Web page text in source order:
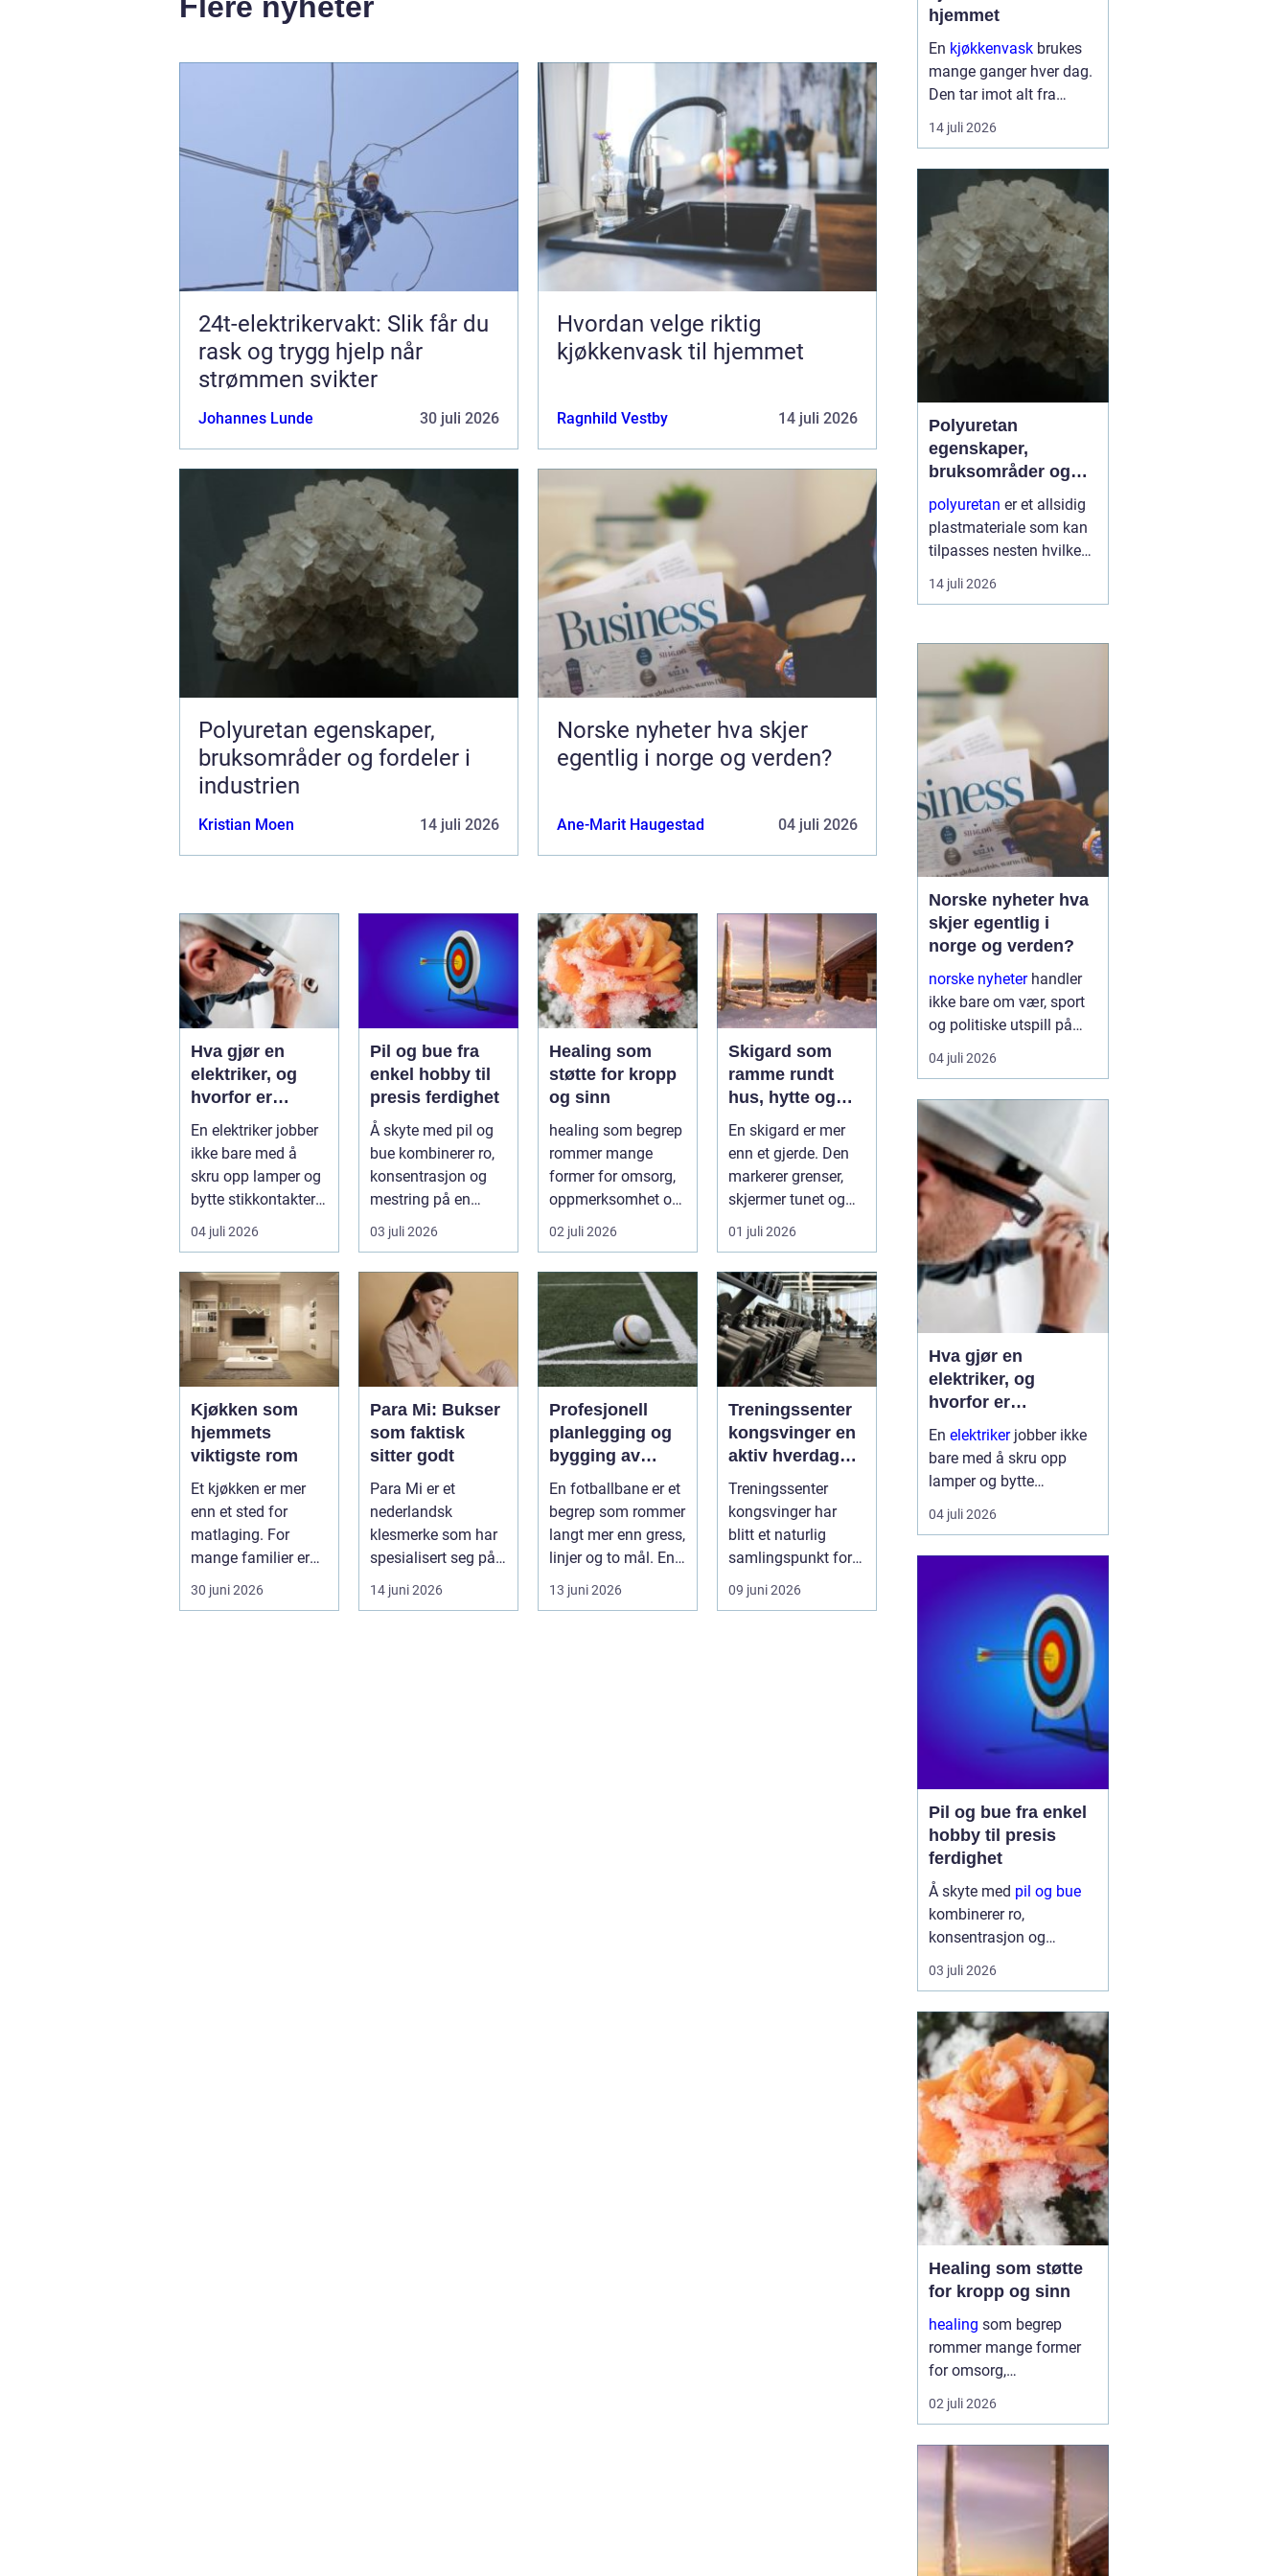
24t-elektrikervakt: Slik får du
rask og trygg hjelp når
strømmen svikter
Johannes Lunde 30 juli 2026
Hvordan velge riktig
kjøkkenvask til hjemmet
Ragnhild Vestby 14 juli 2026
Polyuretan egenskaper,
bruksområder og fordeler i
industrien
Kristian Moen 14 juli 2026
Norske nyheter hva skjer
egentlig i norge og verden?
Ane-Marit Haugestad 04 juli 2026
Hva gjør en
elektriker, og
hvorfor er
fagkunnskap så
viktig?
En elektriker jobber
ikke bare med å
skru opp lamper og
bytte stikkontakter.
Yrket handler om
sikker...
04 juli 2026
Pil og bue fra
enkel hobby til
presis ferdighet
Å skyte med pil og
bue kombinerer ro,
konsentrasjon og
mestring på en
måte få andre
aktiviteter gjør...
03 juli 2026
Healing som
støtte for kropp
og sinn
healing som begrep
rommer mange
former for omsorg,
oppmerksomhet og
energiarbeid som
har som mål å s...
02 juli 2026
Skigard som
ramme rundt
hus, hytte og
kulturlandskap
En skigard er mer
enn et gjerde. Den
markerer grenser,
skjermer tunet og
holder dyr ute eller
inne, ...
01 juli 2026
Kjøkken som
hjemmets
viktigste rom
Et kjøkken er mer
enn et sted for
matlaging. For
mange familier er
det selve hjertet i
boligen, romm...
30 juni 2026
Para Mi: Bukser
som faktisk
sitter godt
Para Mi er et
nederlandsk
klesmerke som har
spesialisert seg på
bukser, jeans og
skjørt...
14 juni 2026
Profesjonell
planlegging og
bygging av
fotballbane
En fotballbane er et
begrep som rommer
langt mer enn gress,
linjer og to mål. En
moderne bane ...
13 juni 2026
Treningssenter
kongsvinger en
aktiv hverdag
for vanlige folk
Treningssenter
kongsvinger har
blitt et naturlig
samlingspunkt for
mange som ønsker
en sterkere, sun...
09 juni 2026
hjemmet
En kjøkkenvask brukes
mange ganger hver dag.
Den tar imot alt fra
tunge gryter til skarpe
kniver og varme
påvirker både hverdagen,
rengjøringen og uttrykket
på ...
14 juli 2026
Polyuretan
egenskaper,
bruksområder og
fordeler i industrien
polyuretan er et allsidig
plastmateriale som kan
tilpasses nesten hvilken
som helst oppgave. Fra
myke skum i møbler til
komponenter i
tungindustri, brukes
samme grunnkjemi til å
14 juli 2026
Norske nyheter hva
skjer egentlig i
norge og verden?
norske nyheterhandler
ikke bare om vær, sport
og politiske utspill på
Stortinget. Nyhetsbildet
formes i spennet mellom
økonomiske interesser,
teknologiske skift og
sosiale kamper. Den
som ønsker ...
04 juli 2026
Hva gjør en
elektriker, og
hvorfor er
fagkunnskap så
viktig?
En elektrikerjobber ikke
bare med å skru opp
lamper og bytte
stikkontakter. Yrket
handler om sikkerhet,
hver eneste dag. Strøm
finnes i alle boliger, bygg
og bedrifte...
04 juli 2026
Pil og bue fra enkel
hobby til presis
ferdighet
Å skyte med pil og bue
kombinerer ro,
konsentrasjon og
mestring på en måte få
andre aktiviteter gjør.
nysgjerrighet, som en
enkel hobby i hagen eller
på hytta. Etter kort tid
opplever de hvor m...
03 juli 2026
Healing som støtte
for kropp og sinn
healing som begrep
rommer mange former
for omsorg,
oppmerksomhet og
energiarbeid som har
kroppens egen evne til å
hente seg inn igjen.
Mange oppsøker healing
når livet føles
ubalansert, når st...
02 juli 2026